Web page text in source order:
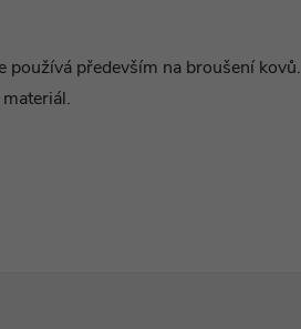
používá především na broušení kovů.